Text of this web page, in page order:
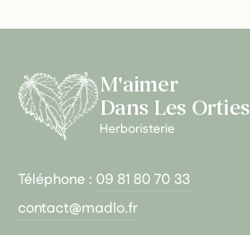
M'aimer
Dans Les Orties
Herboristerie
Téléphone : 09 81 80 70 33
contact@madlo.fr